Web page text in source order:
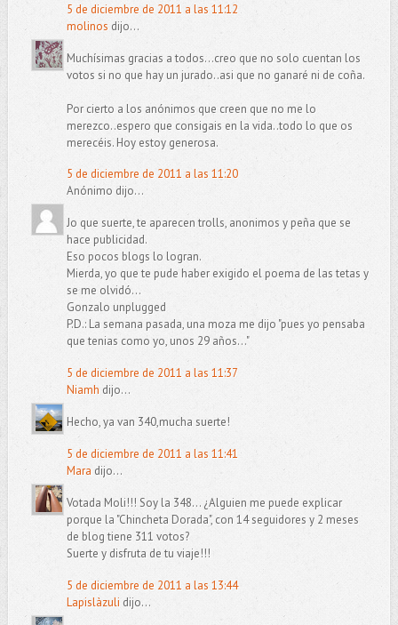
5 de diciembre de 2011 a las 11:12
molinos dijo...
Muchísimas gracias a todos...creo que no solo cuentan los
votos si no que hay un jurado..asi que no ganaré ni de coña.
Por cierto a los anónimos que creen que no me lo
merezco..espero que consigais en la vida..todo lo que os
merecéis. Hoy estoy generosa.
5 de diciembre de 2011 a las 11:20
Anónimo dijo...
Jo que suerte, te aparecen trolls, anonimos y peña que se
hace publicidad.
Eso pocos blogs lo logran.
Mierda, yo que te pude haber exigido el poema de las tetas y
se me olvidó...
Gonzalo unplugged
P.D.: La semana pasada, una moza me dijo "pues yo pensaba
que tenias como yo, unos 29 años..."
5 de diciembre de 2011 a las 11:37
Niamh dijo...
Hecho, ya van 340,mucha suerte!
5 de diciembre de 2011 a las 11:41
Mara dijo...
Votada Moli!!! Soy la 348... ¿Alguien me puede explicar
porque la "Chincheta Dorada", con 14 seguidores y 2 meses
de blog tiene 311 votos?
Suerte y disfruta de tu viaje!!!
5 de diciembre de 2011 a las 13:44
Lapislàzuli dijo...